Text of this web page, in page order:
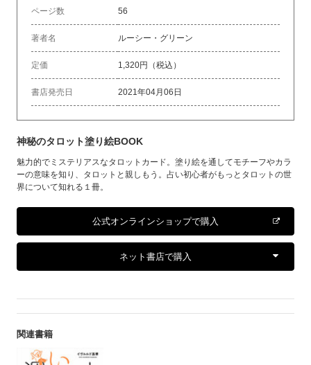
ページ数 56
著者名 ルーシー・グリーン
定価 1,320円（税込）
書店発売日 2021年04月06日
神秘のタロット塗り絵BOOK
魅力的でミステリアスなタロットカード。塗り絵を通してモチーフやカラ
ーの意味を知り、タロットと親しもう。占い初心者がもっとタロットの世
界について知れる１冊。
公式オンラインショップで購入
ネット書店で購入
関連書籍